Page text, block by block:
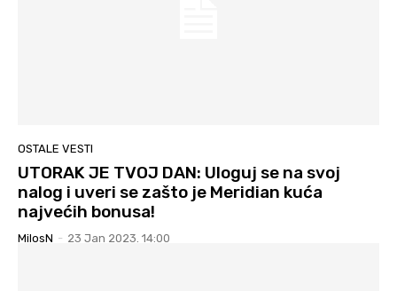
OSTALE VESTI
UTORAK JE TVOJ DAN: Uloguj se na svoj
nalog i uveri se zašto je Meridian kuća
najvećih bonusa!
MilosN - 23 Jan 2023. 14:00